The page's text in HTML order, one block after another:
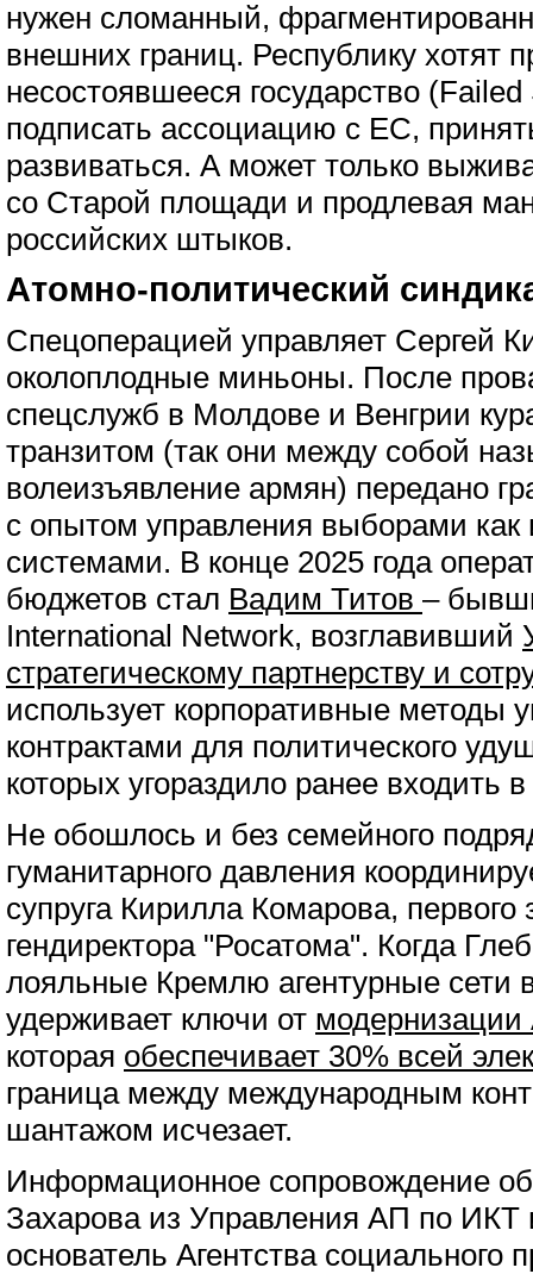
нужен сломанный,
внешних границ. Республику хотят
несостоявшееся государство
подписать ассоциацию с ЕС,
развиваться. А может только
со Старой площади и продлевая
российских штыков.
Атомно-политический
Спецоперацией управляет Сергей
околоплодные миньоны. После
спецслужб в Молдове и Венгрии
транзитом (так они между собой
волеизъявление армян) передано
с опытом управления выборами
системами. В конце 2025 года
бюджетов стал Вадим Титов –
International Network, возглавивший
стратегическому партнерству и
использует корпоративные методы
контрактами для политического
которых угораздило ранее входить
Не обошлось и без семейного
гуманитарного давления
супруга Кирилла Комарова, первого
гендиректора "Росатома". Когда
лояльные Кремлю агентурные сети
удерживает ключи от
которая обеспечивает 30% всей
граница между международным
шантажом исчезает.
Информационное сопровождение
Захарова из Управления АП по
основатель Агентства социального